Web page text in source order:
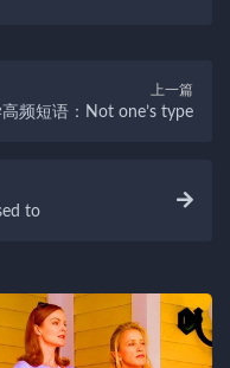
上一篇
频短语：Not one’s type
to